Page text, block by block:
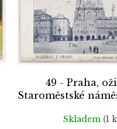
49 - Praha,
Staroměstské
Skladem (1